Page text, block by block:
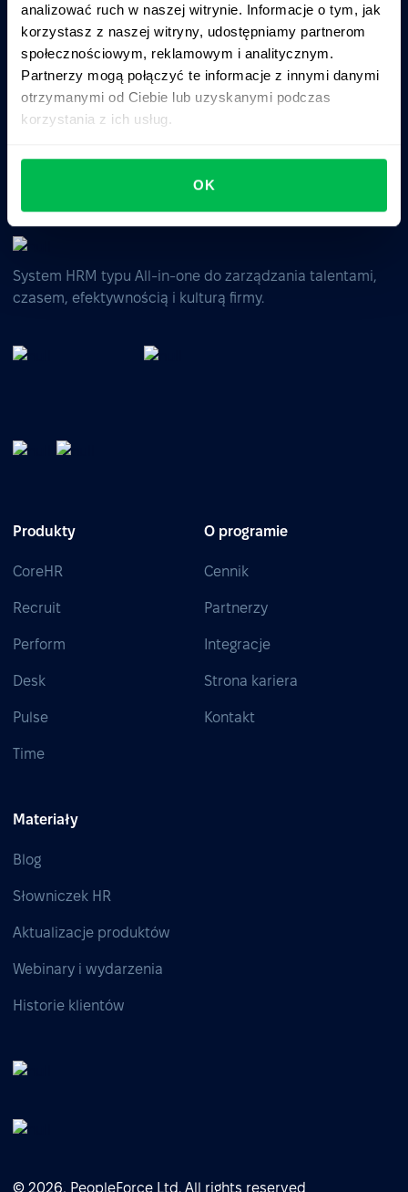
analizować ruch w naszej witrynie. Informacje o tym, jak
korzystasz z naszej witryny, udostępniamy partnerom
społecznościowym, reklamowym i analitycznym.
Partnerzy mogą połączyć te informacje z innymi danymi
otrzymanymi od Ciebie lub uzyskanymi podczas
korzystania z ich usług.
OK
Zapytaj AI o podsumowanie PeopleForce:
ChatGPT
Claude Perplexity
Business driven. People focused.
System HRM typu All-in-one do zarządzania talentami,
czasem, efektywnością i kulturą firmy.
Produkty
CoreHR
Recruit
Perform
Desk
Pulse
Time
O programie
Cennik
Partnerzy
Integracje
Strona kariera
Kontakt
Materiały
Blog
Słowniczek HR
Aktualizacje produktów
Webinary i wydarzenia
Historie klientów
© 2026, PeopleForce Ltd. All rights reserved